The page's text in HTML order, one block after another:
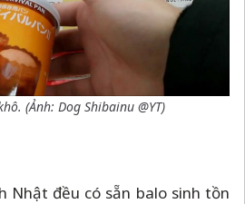
(Ảnh: Dog Shibainu @YT)
Nhật đều có sẵn balo sinh tồn